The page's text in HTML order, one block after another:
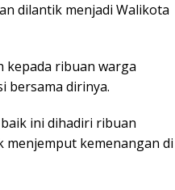
dilantik menjadi Walikota
kepada ribuan warga
bersama dirinya.
ini dihadiri ribuan
menjemput kemenangan di